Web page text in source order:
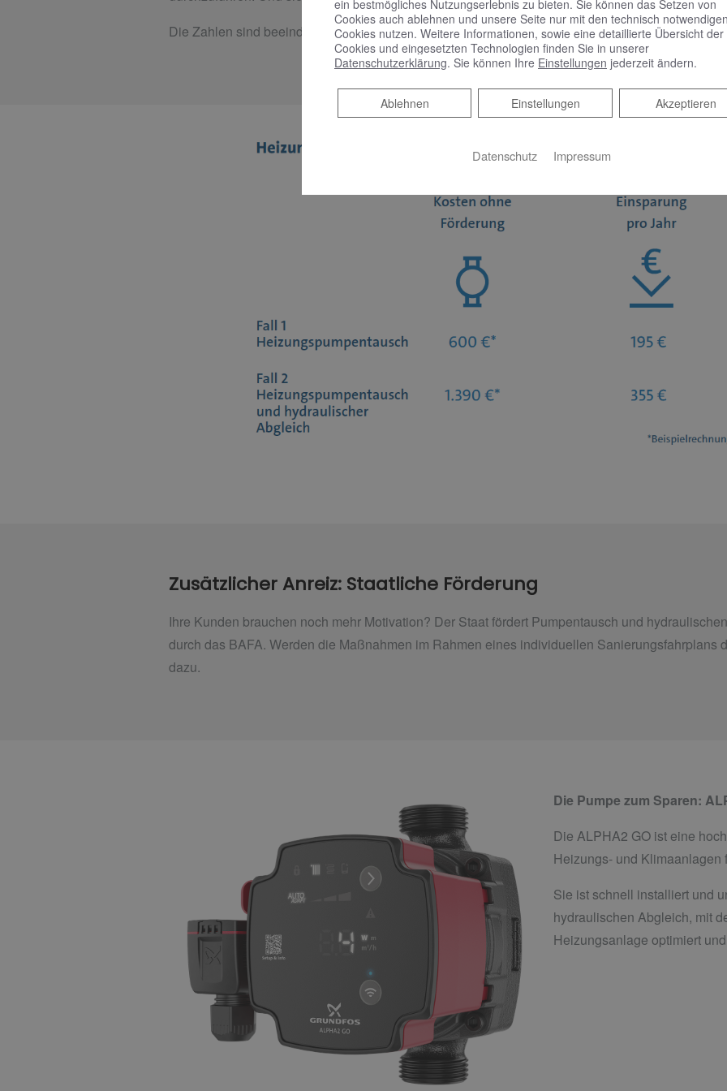
Die Zahlen sind beeindruckend.
Zusätzlicher Anreiz: Staatliche Förderung
Ihre Kunden brauchen noch mehr Motivation? Der Staat fördert Pumpentausch und
durch das BAFA. Werden die Maßnahmen im Rahmen eines individuellen Sanierungsfahrplans
dazu.
Die Pumpe zum Sparen:
Die ALPHA2 GO ist eine
Heizungs- und
Sie ist schnell installiert und
hydraulischen Abgleich, mit
Heizungsanlage optimiert
ein bestmögliches Nutzungserlebnis zu bieten. Sie können das Setzen von
Cookies auch ablehnen und unsere Seite nur mit den technisch
Cookies nutzen. Weitere Informationen, sowie eine detaillierte Übersicht der
Cookies und eingesetzten Technologien finden Sie in unserer
Datenschutzerklärung. Sie können Ihre Einstellungen jederzeit ändern.
Akzeptieren
Einstellungen
Ablehnen
Ablehnen
Datenschutz Impressum